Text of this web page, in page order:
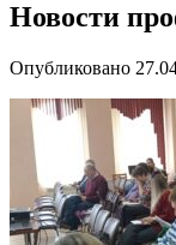
Новости
Опубликовано